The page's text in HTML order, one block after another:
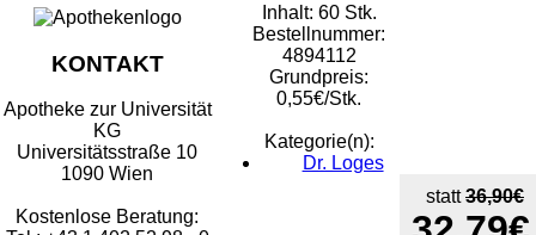
Inhalt: 60 Stk.
Bestellnummer:
4894112
Grundpreis:
0,55€/Stk.
Kategorie(n):
Dr. Loges
statt36,90€
KONTAKT
Apotheke zur Universität
KG
Universitätsstraße 10
1090 Wien
Kostenlose Beratung: